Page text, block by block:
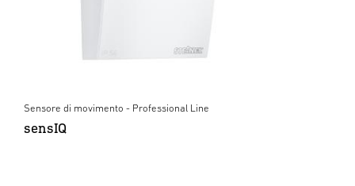
Sensore di movimento - Professional Line
sensIQ